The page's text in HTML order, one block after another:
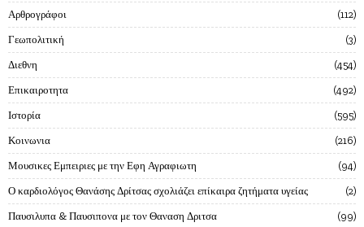
Αρθρογράφοι 112
Γεωπολιτική 3
Διεθνη 454
Επικαιροτητα 492
Ιστορία 595
Κοινωνια 216
Μουσικες Εμπειριες με την Εφη Αγραφιωτη 94
Ο καρδιολόγος Θανάσης Δρίτσας σχολιάζει επίκαιρα ζητήματα υγείας 2
Παυσιλυπα & Παυσιπονα με τον Θαναση Δριτσα 99